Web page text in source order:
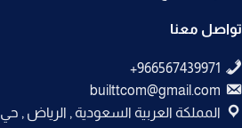
تواصل معنا
builttcom@gmail.com
المملكة العربية السعودية , الرياض ,